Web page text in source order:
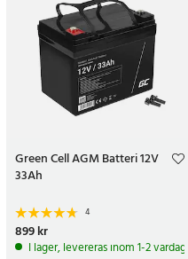
Green Cell AGM Batteri 12V
33Ah
4
Pris:899 kr
899 kr
I lager, levereras inom 1-2 vardagar